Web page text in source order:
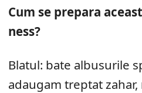
Cum se prepara
ness?
Blatul: bate albusurile
adaugam treptat